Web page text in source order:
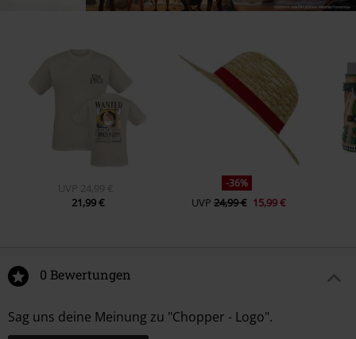
UVP 24,99 €
21,99 €
-36%
UVP 24,99 € 15,99 €
0 Bewertungen
Sag uns deine Meinung zu "Chopper - Logo".